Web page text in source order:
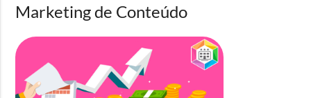
Marketing de Conteúdo